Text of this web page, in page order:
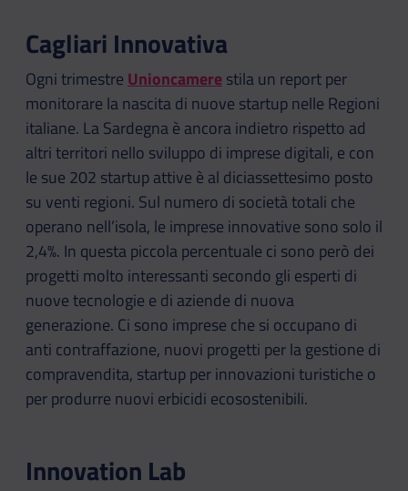
Cagliari Innovativa
Ogni trimestre Unioncamerestila un report per
monitorare la nascita di nuove startup nelle Regioni
italiane. La Sardegna è ancora indietro rispetto ad
altri territori nello sviluppo di imprese digitali, e con
le sue 202 startup attive è al diciassettesimo posto
su venti regioni. Sul numero di società totali che
operano nell’isola, le imprese innovative sono solo il
2,4%. In questa piccola percentuale ci sono però dei
progetti molto interessanti secondo gli esperti di
nuove tecnologie e di aziende di nuova
generazione. Ci sono imprese che si occupano di
anti contraffazione, nuovi progetti per la gestione di
compravendita, startup per innovazioni turistiche o
per produrre nuovi erbicidi ecosostenibili.
Innovation Lab